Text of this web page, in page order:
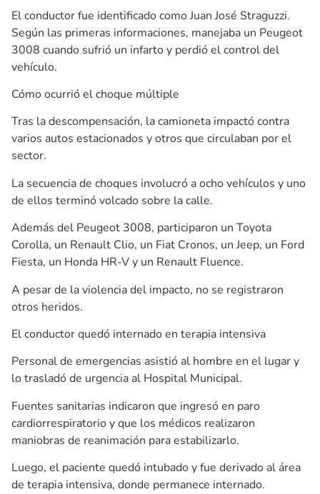
El conductor fue identificado como Juan José Straguzzi.
Según las primeras informaciones, manejaba un Peugeot
3008 cuando sufrió un infarto y perdió el control del
vehículo.
Cómo ocurrió el choque múltiple
Tras la descompensación, la camioneta impactó contra
varios autos estacionados y otros que circulaban por el
sector.
La secuencia de choques involucró a ocho vehículos y uno
de ellos terminó volcado sobre la calle.
Además del Peugeot 3008, participaron un Toyota
Corolla, un Renault Clio, un Fiat Cronos, un Jeep, un Ford
Fiesta, un Honda HR-V y un Renault Fluence.
A pesar de la violencia del impacto, no se registraron
otros heridos.
El conductor quedó internado en terapia intensiva
Personal de emergencias asistió al hombre en el lugar y
lo trasladó de urgencia al Hospital Municipal.
Fuentes sanitarias indicaron que ingresó en paro
cardiorrespiratorio y que los médicos realizaron
maniobras de reanimación para estabilizarlo.
Luego, el paciente quedó intubado y fue derivado al área
de terapia intensiva, donde permanece internado.